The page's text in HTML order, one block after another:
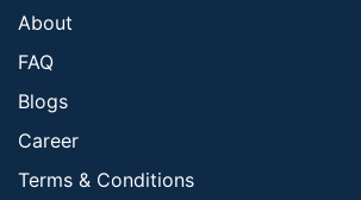
About
FAQ
Blogs
Career
Terms & Conditions